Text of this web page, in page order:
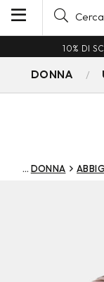
10% DI
DONNA
DONNA